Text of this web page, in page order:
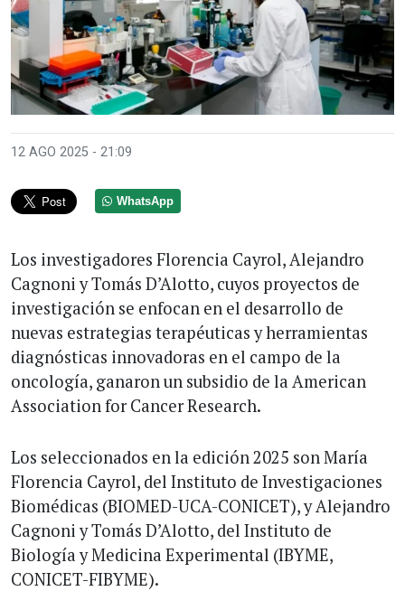
12 AGO 2025 - 21:09
WhatsApp
Los investigadores Florencia Cayrol, Alejandro
Cagnoni y Tomás D’Alotto, cuyos proyectos de
investigación se enfocan en el desarrollo de
nuevas estrategias terapéuticas y herramientas
diagnósticas innovadoras en el campo de la
oncología, ganaron un subsidio de la American
Association for Cancer Research.
Los seleccionados en la edición 2025 son María
Florencia Cayrol, del Instituto de Investigaciones
Biomédicas (BIOMED-UCA-CONICET), y Alejandro
Cagnoni y Tomás D’Alotto, del Instituto de
Biología y Medicina Experimental (IBYME,
CONICET-FIBYME).